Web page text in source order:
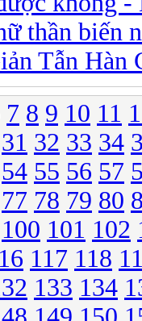
thần biến
Tẫn Hàn
7 8 9 10 11
31 32 33 34
54 55 56 57
77 78 79 80
100 101 102
117 118
133 134